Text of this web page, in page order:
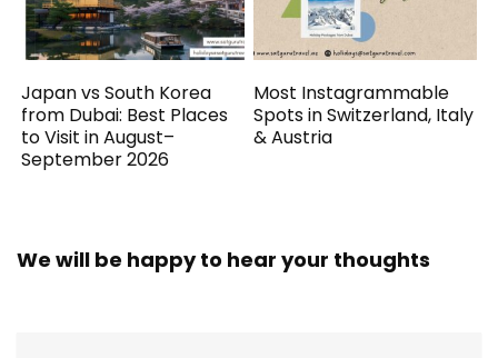
Japan vs South Korea
from Dubai: Best Places
to Visit in August–
September 2026
Most Instagrammable
Spots in Switzerland, Italy
& Austria
We will be happy to hear your thoughts